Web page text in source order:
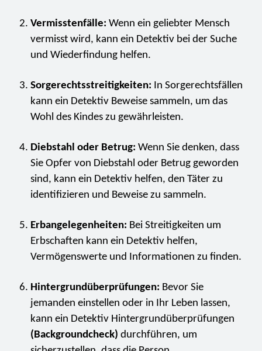
Vermisstenfälle: Wenn ein geliebter Mensch
vermisst wird, kann ein Detektiv bei der Suche
und Wiederfindung helfen.
Sorgerechtsstreitigkeiten: In Sorgerechtsfällen
kann ein Detektiv Beweise sammeln, um das
Wohl des Kindes zu gewährleisten.
Diebstahl oder Betrug: Wenn Sie denken, dass
Sie Opfer von Diebstahl oder Betrug geworden
sind, kann ein Detektiv helfen, den Täter zu
identifizieren und Beweise zu sammeln.
Erbangelegenheiten: Bei Streitigkeiten um
Erbschaften kann ein Detektiv helfen,
Vermögenswerte und Informationen zu finden.
Hintergrundüberprüfungen: Bevor Sie
jemanden einstellen oder in Ihr Leben lassen,
kann ein Detektiv Hintergrundüberprüfungen
(Backgroundcheck) durchführen, um